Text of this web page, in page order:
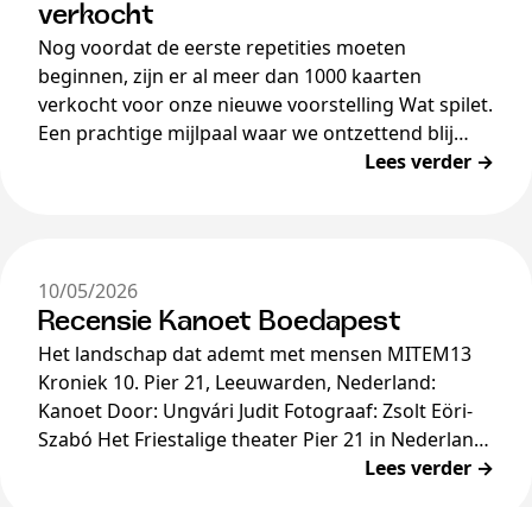
verkocht
Nog voordat de eerste repetities moeten
beginnen, zijn er al meer dan 1000 kaarten
verkocht voor onze nieuwe voorstelling Wat spilet.
Een prachtige mijlpaal waar we ontzettend blij
Lees verder →
10/05/2026
Recensie Kanoet Boedapest
Het landschap dat ademt met mensen MITEM13
Kroniek 10. Pier 21, Leeuwarden, Nederland:
Kanoet Door: Ungvári Judit Fotograaf: Zsolt Eöri-
Szabó Het Friestalige theater Pier 21 in Nederland
Lees verder →